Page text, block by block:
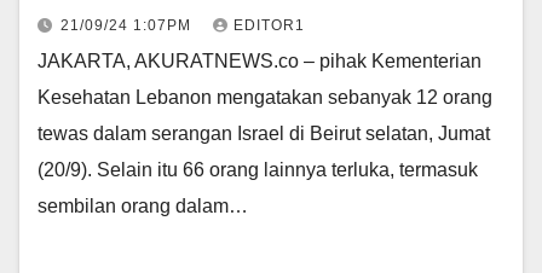
21/09/24 1:07PM EDITOR1
JAKARTA, AKURATNEWS.co – pihak Kementerian
Kesehatan Lebanon mengatakan sebanyak 12 orang
tewas dalam serangan Israel di Beirut selatan, Jumat
(20/9). Selain itu 66 orang lainnya terluka, termasuk
sembilan orang dalam…